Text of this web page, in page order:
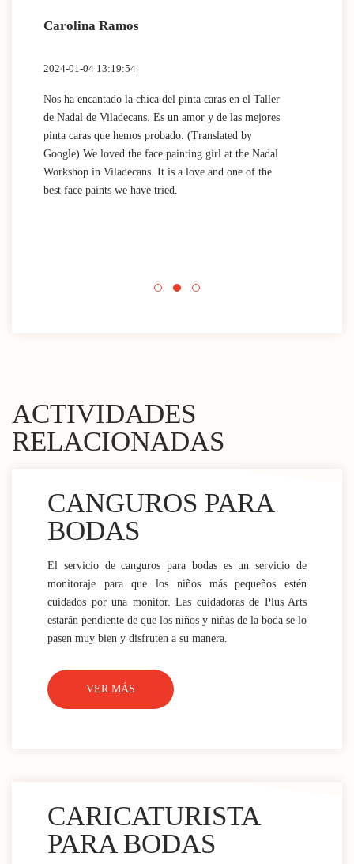
Carolina Ramos
2024-01-04 13:19:54
Nos ha encantado la chica del pinta caras en el Taller
de Nadal de Viladecans. Es un amor y de las mejores
pinta caras que hemos probado. (Translated by
Google) We loved the face painting girl at the Nadal
Workshop in Viladecans. It is a love and one of the
best face paints we have tried.
ACTIVIDADES
RELACIONADAS
CANGUROS PARA
BODAS
El servicio de canguros para bodas es un servicio de
monitoraje para que los niños más pequeños estén
cuidados por una monitor. Las cuidadoras de Plus Arts
estarán pendiente de que los niños y niñas de la boda se lo
pasen muy bien y disfruten a su manera.
VER MÁS
CARICATURISTA
PARA BODAS